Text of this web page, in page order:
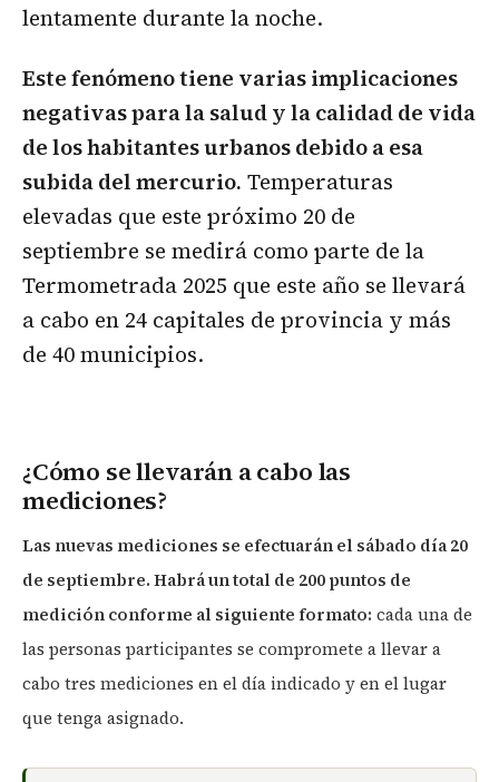
lentamente durante la noche.
Este fenómeno tiene varias implicaciones
negativas para la salud y la calidad de vida
de los habitantes urbanos debido a esa
subida del mercurio. Temperaturas
elevadas que este próximo 20 de
septiembre se medirá como parte de la
Termometrada 2025 que este año se llevará
a cabo en 24 capitales de provincia y más
de 40 municipios.
¿Cómo se llevarán a cabo las
mediciones?
Las nuevas mediciones se efectuarán el sábado día 20
de septiembre. Habrá un total de 200 puntos de
medición conforme al siguiente formato: cada una de
las personas participantes se compromete a llevar a
cabo tres mediciones en el día indicado y en el lugar
que tenga asignado.